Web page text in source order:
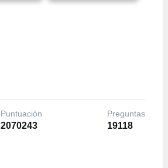
Puntuación
2070243
Preguntas
19118